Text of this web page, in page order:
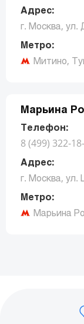
Адрес:
г. Москва, ул.
Метро:
Митино,
Марьина
Телефон:
8 (499) 322-
Адрес:
г. Москва, ул.
Метро:
Марьина